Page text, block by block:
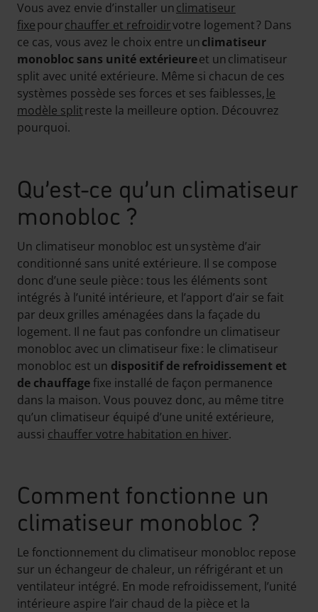
Vous avez envie d’installer unclimatiseur
fixepourchauffer et refroidirvotre logement ? Dans
ce cas, vous avez le choix entre unclimatiseur
monobloc sans unité extérieureet un climatiseur
split avec unité extérieure. Même si chacun de ces
systèmes possède ses forces et ses faiblesses,le
modèle splitreste la meilleure option. Découvrez
pourquoi.
Qu’est-ce qu’un climatiseur
monobloc ?
Un climatiseur monobloc est un système d’air
conditionné sans unité extérieure. Il se compose
donc d’une seule pièce : tous les éléments sont
intégrés à l’unité intérieure, et l’apport d’air se fait
par deux grilles aménagées dans la façade du
logement. Il ne faut pas confondre un climatiseur
monobloc avec un climatiseur fixe : le climatiseur
monobloc est un dispositif de refroidissement et
de chauffagefixe installé de façon permanence
dans la maison. Vous pouvez donc, au même titre
qu’un climatiseur équipé d’une unité extérieure,
aussi chauffer votre habitation en hiver.
Comment fonctionne un
climatiseur monobloc ?
Le fonctionnement du climatiseur monobloc repose
sur un échangeur de chaleur, un réfrigérant et un
ventilateur intégré. En mode refroidissement, l’unité
intérieure aspire l’air chaud de la pièce et la